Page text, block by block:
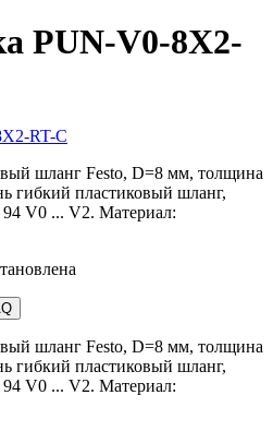
PUN-V0-8X2-
шланг Festo, D=8 мм, толщина
гибкий пластиковый шланг,
V0 ... V2. Материал:
шланг Festo, D=8 мм, толщина
гибкий пластиковый шланг,
V0 ... V2. Материал: